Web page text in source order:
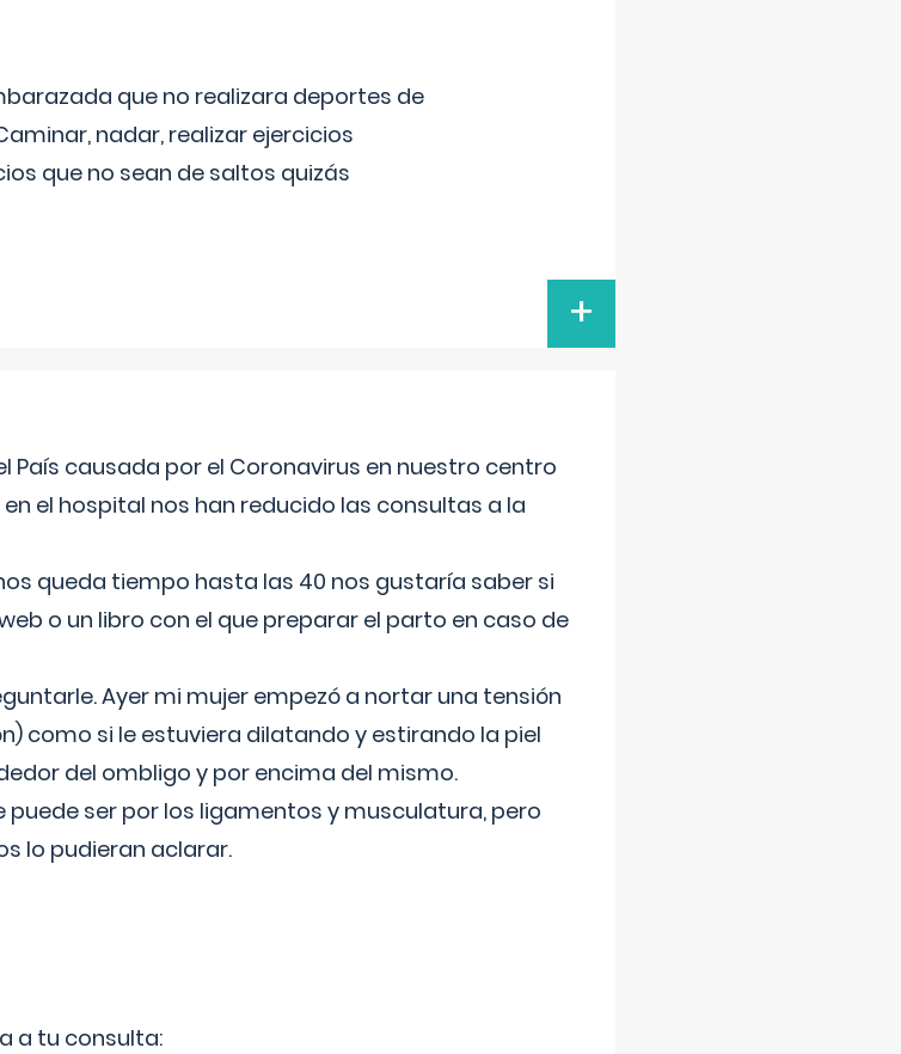
que no realizara deportes de
nadar, realizar ejercicios
que no sean de saltos quizás
+
País causada por el Coronavirus en nuestro centro
el hospital nos han reducido las consultas a la
queda tiempo hasta las 40 nos gustaría saber si
o un libro con el que preparar el parto en caso de
Ayer mi mujer empezó a nortar una tensión
como si le estuviera dilatando y estirando la piel
del ombligo y por encima del mismo.
ser por los ligamentos y musculatura, pero
lo pudieran aclarar.
a tu consulta: